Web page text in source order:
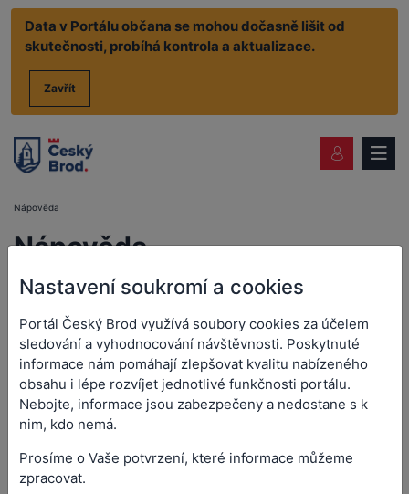
Data v Portálu občana se mohou dočasně lišit od
skutečnosti, probíhá kontrola a aktualizace.
Zavřít
Nápověda
Nápověda
Nápověda
Nastavení soukromí a cookies
Portál Český Brod využívá soubory cookies za účelem
sledování a vyhodnocování návštěvnosti. Poskytnuté
informace nám pomáhají zlepšovat kvalitu nabízeného
obsahu i lépe rozvíjet jednotlivé funkčnosti portálu.
Nebojte, informace jsou zabezpečeny a nedostane s k
nim, kdo nemá.
Prosíme o Vaše potvrzení, které informace můžeme
zpracovat.